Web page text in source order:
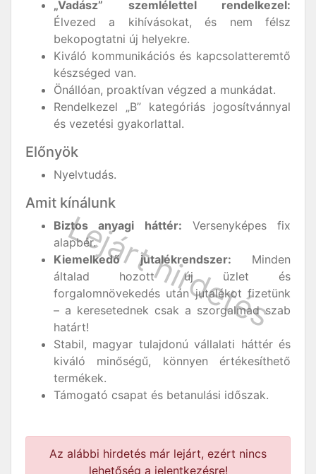
„Vadász” szemlélettel rendelkezel:
Élvezed a kihívásokat, és nem félsz
bekopogtatni új helyekre.
Kiváló kommunikációs és kapcsolatteremtő
készséged van.
Önállóan, proaktívan végzed a munkádat.
Rendelkezel „B” kategóriás jogosítvánnyal
és vezetési gyakorlattal.
Előnyök
Nyelvtudás.
Amit kínálunk
Biztos anyagi háttér: Versenyképes fix
alapbér.
Kiemelkedő jutalékrendszer: Minden
általad hozott új üzlet és
forgalomnövekedés után jutalékot fizetünk
– a keresetednek csak a szorgalmad szab
határt!
Stabil, magyar tulajdonú vállalati háttér és
kiváló minőségű, könnyen értékesíthető
termékek.
Támogató csapat és betanulási időszak.
Az alábbi hirdetés már lejárt, ezért nincs
lehetőség a jelentkezésre!